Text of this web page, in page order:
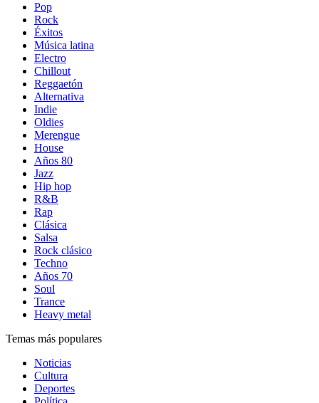
Pop
Rock
Éxitos
Música latina
Electro
Chillout
Reggaetón
Alternativa
Indie
Oldies
Merengue
House
Años 80
Jazz
Hip hop
R&B
Rap
Clásica
Salsa
Rock clásico
Techno
Años 70
Soul
Trance
Heavy metal
Temas más populares
Noticias
Cultura
Deportes